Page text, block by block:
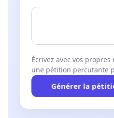
Écrivez avec vos propres
une pétition percutante
Générer la